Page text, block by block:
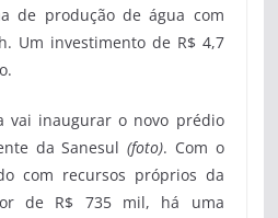
de produção de água com
Um investimento de R$ 4,7
vai inaugurar o novo prédio
da Sanesul(foto). Com o
com recursos próprios da
de R$ 735 mil, há uma